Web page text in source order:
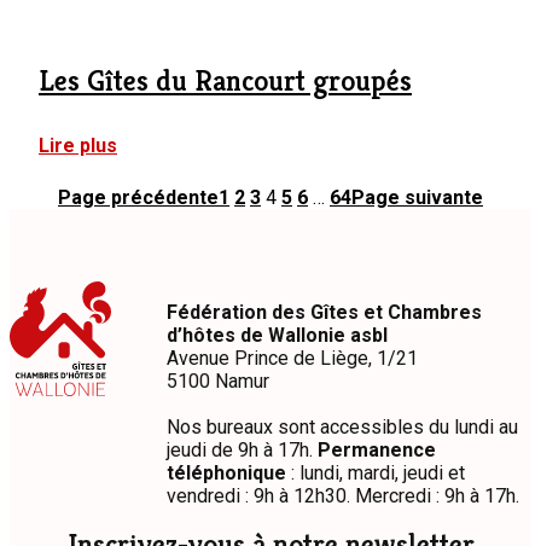
Les Gîtes du Rancourt groupés
Lire plus
Gîtes
du
Page précédente1 2 3 4 5 6 … 64Page suivante
Fédération des Gîtes et Chambres
d’hôtes de Wallonie asbl
Avenue Prince de Liège, 1/21
5100 Namur
Nos bureaux sont accessibles du lundi au
jeudi de 9h à 17h. Permanence
téléphonique : lundi, mardi, jeudi et
vendredi : 9h à 12h30. Mercredi : 9h à 17h.